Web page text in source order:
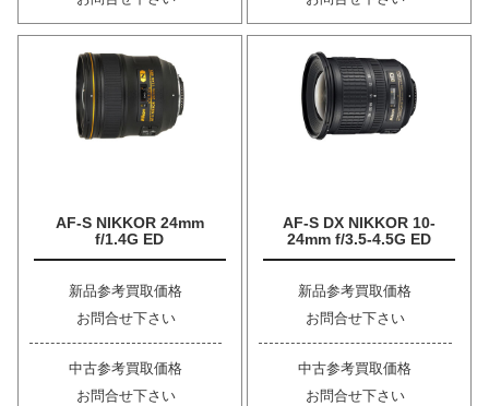
AF-S NIKKOR 24mm
f/1.4G ED
新品参考買取価格
お問合せ下さい
中古参考買取価格
お問合せ下さい
AF-S DX NIKKOR 10-
24mm f/3.5-4.5G ED
新品参考買取価格
お問合せ下さい
中古参考買取価格
お問合せ下さい